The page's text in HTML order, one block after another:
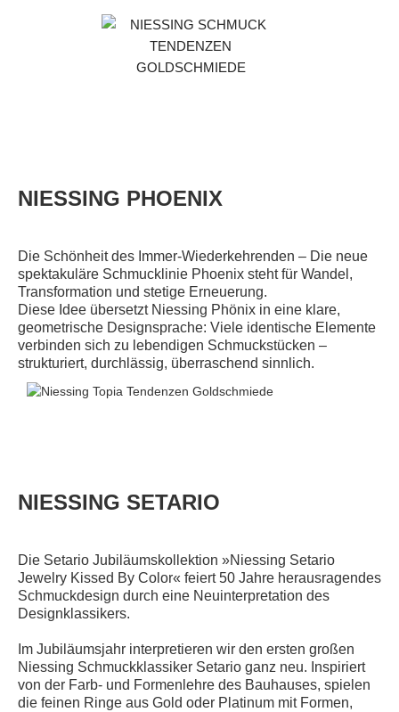
NIESSING PHOENIX
Die Schönheit des Immer-Wiederkehrenden – Die neue
spektakuläre Schmucklinie Phoenix steht für Wandel,
Transformation und stetige Erneuerung.
Diese Idee übersetzt Niessing Phönix in eine klare,
geometrische Designsprache: Viele identische Elemente
verbinden sich zu lebendigen Schmuckstücken –
strukturiert, durchlässig, überraschend sinnlich.
NIESSING SETARIO
Die Setario Jubiläumskollektion »Niessing Setario
Jewelry Kissed By Color« feiert 50 Jahre herausragendes
Schmuckdesign durch eine Neuinterpretation des
Designklassikers.
Im Jubiläumsjahr interpretieren wir den ersten großen
Niessing Schmuckklassiker Setario ganz neu. Inspiriert
von der Farb- und Formenlehre des Bauhauses, spielen
die feinen Ringe aus Gold oder Platinum mit Formen,